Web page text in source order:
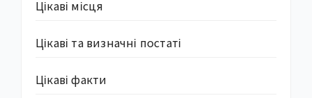
Цікаві місця
Цікаві та визначні постаті
Цікаві факти